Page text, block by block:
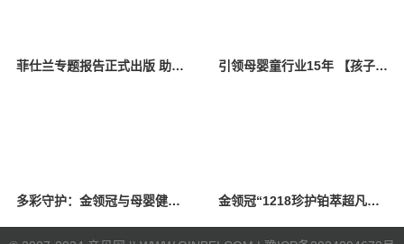
菲仕兰专题报告正式出版 助力儿童健康素养提升 引领母婴童行业15年 【孩子王】的数智进化之路
多彩守护：金领冠与母婴健康的同行之旅 金领冠“1218珍护铂萃超凡守护日”精彩开启 百城联动狂撒宠粉福利